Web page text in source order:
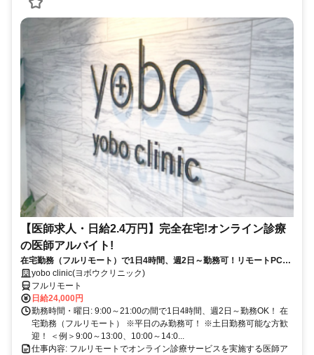
【医師求人・日給2.4万円】完全在宅!オンライン診療
の医師アルバイト!
在宅勤務（フルリモート）で1日4時間、週2日～勤務可！リモートPC・
スマホ支給！
yobo clinic(ヨボウクリニック)
フルリモート
日給24,000円
勤務時間・曜日: 9:00～21:00の間で1日4時間、週2日～勤務OK！ 在
宅勤務（フルリモート） ※平日のみ勤務可！ ※土日勤務可能な方歓
迎！ ＜例＞9:00～13:00、10:00～14:0...
仕事内容: フルリモートでオンライン診療サービスを実施する医師ア